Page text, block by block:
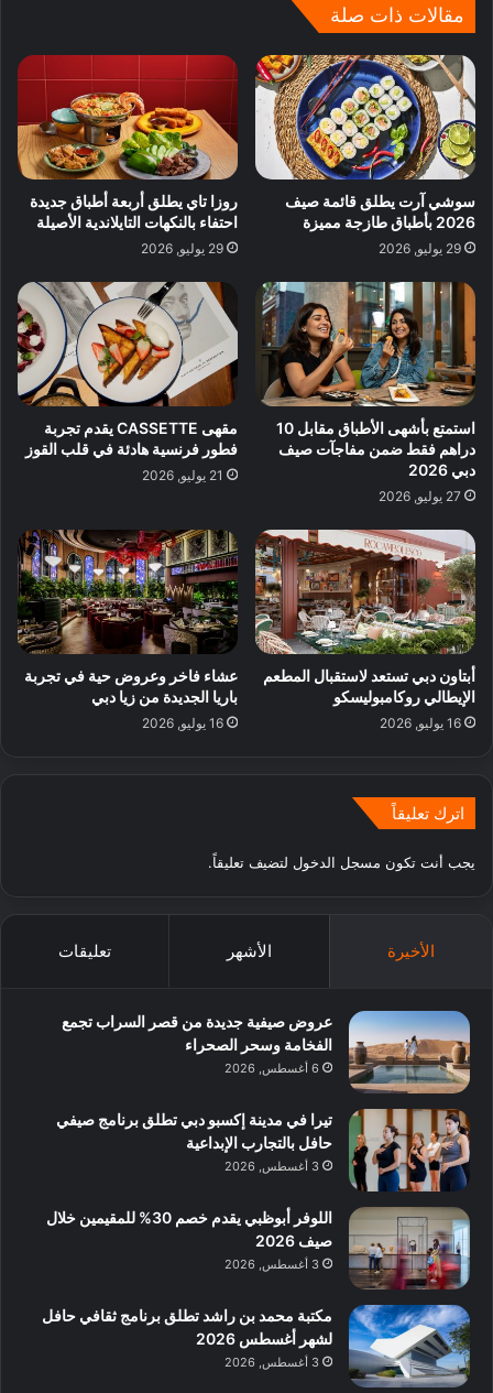
مقالات ذات صلة
سوشي آرت يطلق قائمة صيف
2026 بأطباق طازجة مميزة
29 يوليو, 2026
روزا تاي يطلق أربعة أطباق جديدة
احتفاء بالنكهات التايلاندية الأصيلة
29 يوليو, 2026
استمتع بأشهى الأطباق مقابل 10
دراهم فقط ضمن مفاجآت صيف
دبي 2026
27 يوليو, 2026
مقهى CASSETTE يقدم تجربة
فطور فرنسية هادئة في قلب القوز
21 يوليو, 2026
أبتاون دبي تستعد لاستقبال المطعم
الإيطالي روكامبوليسكو
16 يوليو, 2026
عشاء فاخر وعروض حية في تجربة
باريا الجديدة من زيا دبي
16 يوليو, 2026
اترك تعليقاً
يجب أنت تكون مسجل الدخول لتضيف تعليقاً.
الأخيرة الأشهر تعليقات
عروض صيفية جديدة من قصر السراب تجمع
الفخامة وسحر الصحراء
6 أغسطس, 2026
تيرا في مدينة إكسبو دبي تطلق برنامج صيفي
حافل بالتجارب الإبداعية
3 أغسطس, 2026
اللوفر أبوظبي يقدم خصم 30% للمقيمين خلال
صيف 2026
3 أغسطس, 2026
مكتبة محمد بن راشد تطلق برنامج ثقافي حافل
لشهر أغسطس 2026
3 أغسطس, 2026